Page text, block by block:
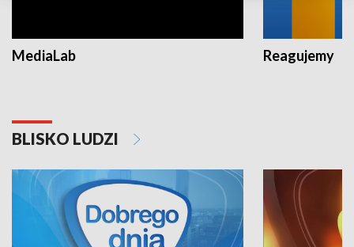
MediaLab Reagujemy
BLISKO LUDZI